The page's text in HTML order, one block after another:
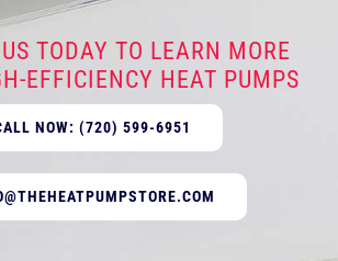
TODAY TO LEARN MORE
EFFICIENCY HEAT PUMPS
NOW: (720) 599-6951